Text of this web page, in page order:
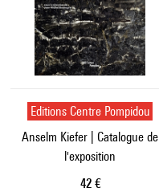
Editions Centre Pompidou
Anselm Kiefer | Catalogue de
l'exposition
Prix ​​actuel
42 €